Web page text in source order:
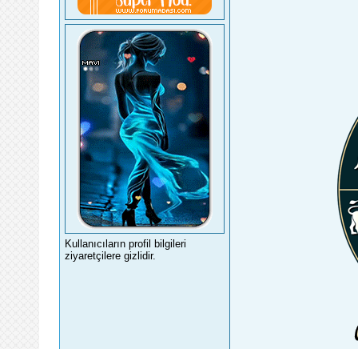
Kullanıcıların profil bilgileri
ziyaretçilere gizlidir.